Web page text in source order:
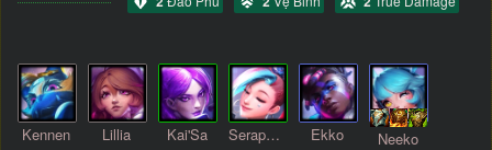
Kennen Lillia Kai'Sa Seraphine Ekko Neeko